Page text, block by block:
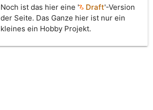
Noch ist das hier eine ' Draft'-Version
der Seite. Das Ganze hier ist nur ein
kleines ein Hobby Projekt.